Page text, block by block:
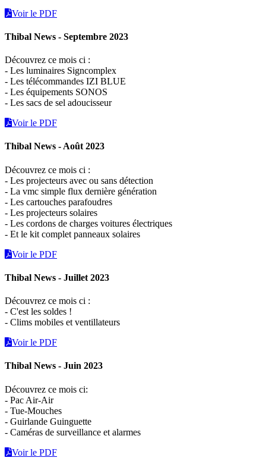
Voir le PDF
Thibal News - Septembre 2023
Découvrez ce mois ci :
- Les luminaires Signcomplex
- Les télécommandes IZI BLUE
- Les équipements SONOS
- Les sacs de sel adoucisseur
Voir le PDF
Thibal News - Août 2023
Découvrez ce mois ci :
- Les projecteurs avec ou sans détection
- La vmc simple flux dernière génération
- Les cartouches parafoudres
- Les projecteurs solaires
- Les cordons de charges voitures électriques
- Et le kit complet panneaux solaires
Voir le PDF
Thibal News - Juillet 2023
Découvrez ce mois ci :
- C'est les soldes !
- Clims mobiles et ventillateurs
Voir le PDF
Thibal News - Juin 2023
Découvrez ce mois ci:
- Pac Air-Air
- Tue-Mouches
- Guirlande Guinguette
- Caméras de surveillance et alarmes
Voir le PDF